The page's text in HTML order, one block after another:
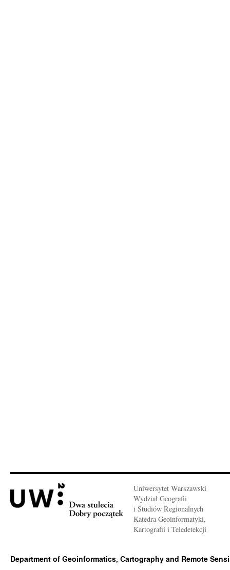
Uniwersytet Warszawski
Wydział Geografii
i Studiów Regionalnych
Katedra Geoinformatyki,
Kartografii i Teledetekcji
Department of Geoinformatics, Cartography and Remote